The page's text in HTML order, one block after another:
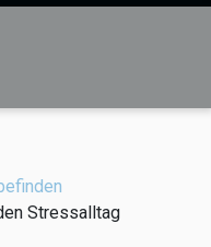
Stressalltag